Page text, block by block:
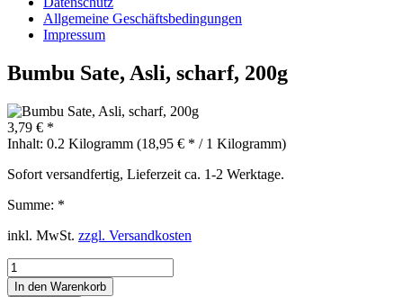
Allgemeine Geschäftsbedingungen
Impressum
Bumbu Sate, Asli, scharf, 200g
3,79 € *
Inhalt: 0.2 Kilogramm (18,95 € * / 1 Kilogramm)
Sofort versandfertig, Lieferzeit ca. 1-2 Werktage.
Summe: *
inkl. MwSt. zzgl. Versandkosten
In den Warenkorb